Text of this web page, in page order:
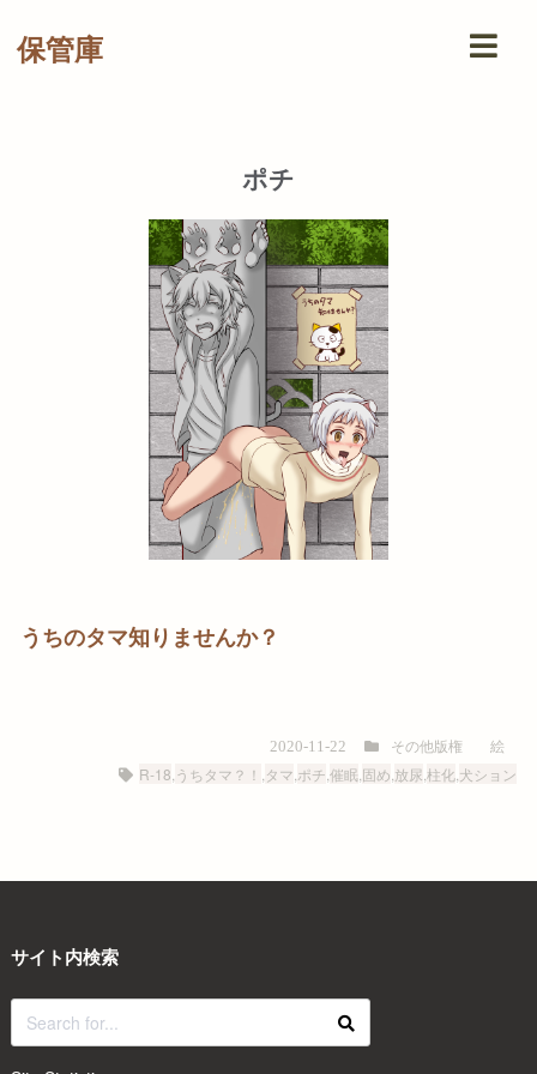
保管庫
ポチ
うちのタマ知りませんか？
2020-11-22 その他版権
絵
R-18 うちタマ？！ タマ ポチ ,催眠 固め 放尿 ,柱化 犬ション
サイト内検索